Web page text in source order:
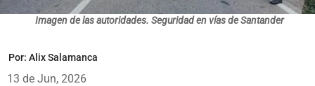
Imagen de las autoridades. Seguridad en vías de Santander
Por: Alix Salamanca
13 de Jun, 2026